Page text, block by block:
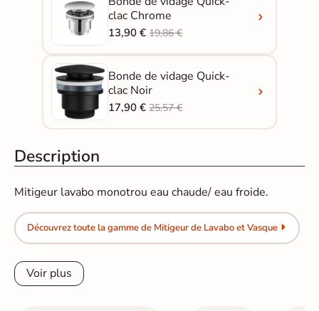
clac Chrome
13,90 €19,86 €
Bonde de vidage Quick-
clac Noir
17,90 €25,57 €
Description
Mitigeur lavabo monotrou eau chaude/ eau froide.
Découvrez toute la gamme de Mitigeur de Lavabo et Vasque
Voir plus